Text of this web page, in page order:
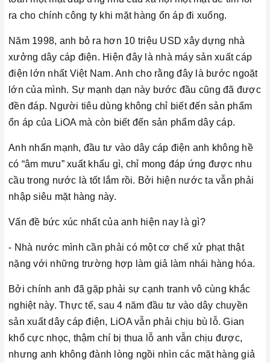
ra cho chính công ty khi mặt hàng ổn áp đi xuống.
Năm 1998, anh bỏ ra hơn 10 triệu USD xây dựng nhà
xưởng dây cáp điện. Hiện đây là nhà máy sản xuất cáp
điện lớn nhất Việt Nam. Anh cho rằng đây là bước ngoặt
lớn của mình. Sự mạnh dạn này bước đầu cũng đã được
đền đáp. Người tiêu dùng không chỉ biết đến sản phẩm
ổn áp của LiOA mà còn biết đến sản phẩm dây cáp.
Anh nhấn mạnh, đầu tư vào dây cáp điện anh không hề
có “âm mưu” xuất khẩu gì, chỉ mong đáp ứng được nhu
cầu trong nước là tốt lắm rồi. Bởi hiện nước ta vẫn phải
nhập siêu mặt hàng này.
Vấn đề bức xúc nhất của anh hiện nay là gì?
- Nhà nước mình cần phải có một cơ chế xử phạt thật
nặng với những trường hợp làm giả làm nhái hàng hóa.
Bởi chính anh đã gặp phải sự cạnh tranh vô cùng khắc
nghiệt này. Thực tế, sau 4 năm đầu tư vào dây chuyền
sản xuất dây cáp điện, LiOA vẫn phải chịu bù lỗ. Gian
khổ cực nhọc, thậm chí bị thua lỗ anh vẫn chịu được,
nhưng anh không đành lòng ngồi nhìn các mặt hàng giả